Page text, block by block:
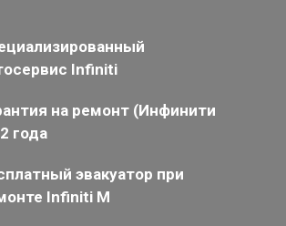
Infiniti
на ремонт (Инфинити
года
эвакуатор при
Infiniti M